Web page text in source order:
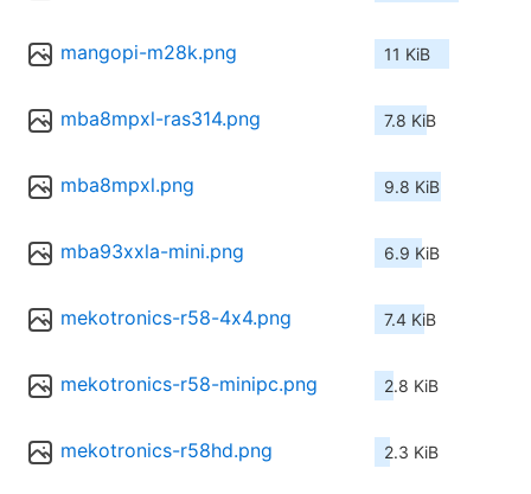
mangopi-m28k.png 11 KiB
mba8mpxl-ras314.png 7.8 KiB
mba8mpxl.png 9.8 KiB
mba93xxla-mini.png 6.9 KiB
mekotronics-r58-4x4.png 7.4 KiB
mekotronics-r58-minipc.png 2.8 KiB
mekotronics-r58hd.png 2.3 KiB